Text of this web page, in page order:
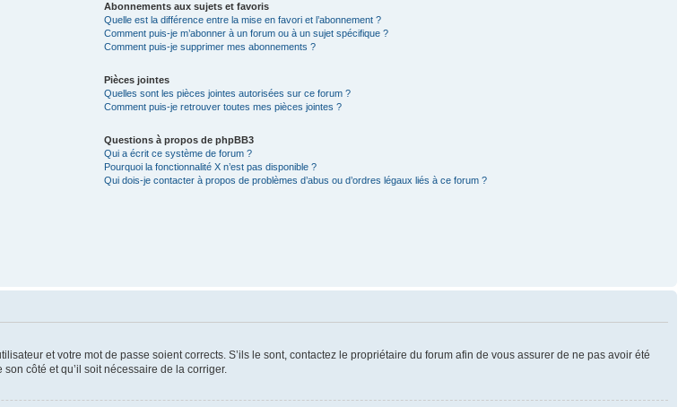
Abonnements aux sujets et favoris
Quelle est la différence entre la mise en favori et l’abonnement ?
Comment puis-je m’abonner à un forum ou à un sujet spécifique ?
Comment puis-je supprimer mes abonnements ?
Pièces jointes
Quelles sont les pièces jointes autorisées sur ce forum ?
Comment puis-je retrouver toutes mes pièces jointes ?
Questions à propos de phpBB3
Qui a écrit ce système de forum ?
Pourquoi la fonctionnalité X n’est pas disponible ?
Qui dois-je contacter à propos de problèmes d’abus ou d’ordres légaux liés à ce forum ?
et votre mot de passe soient corrects. S’ils le sont, contactez le propriétaire du forum afin de vous assurer de ne pas avoir été
côté et qu’il soit nécessaire de la corriger.